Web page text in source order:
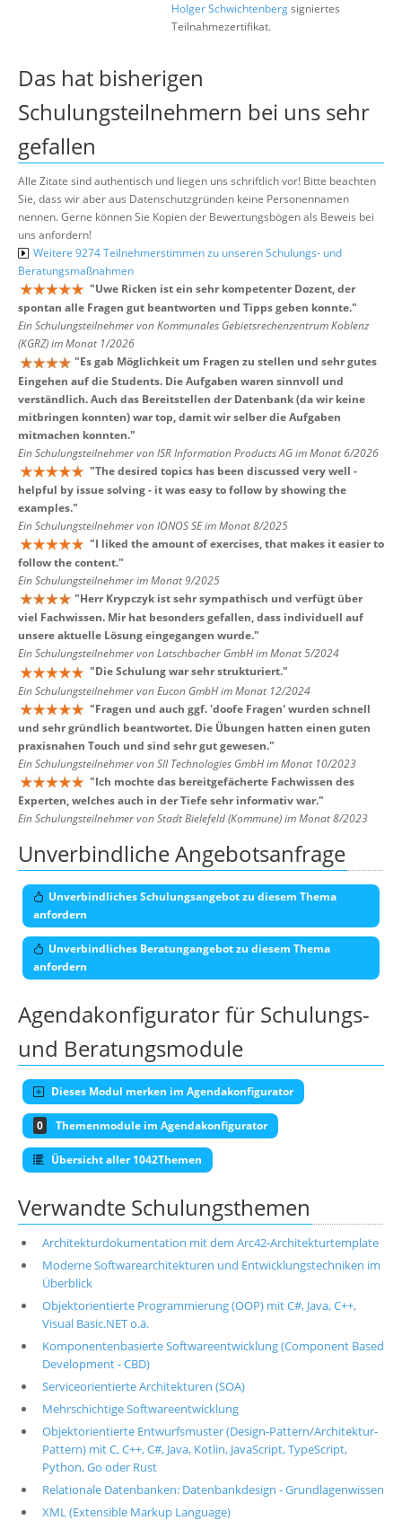
Holger Schwichtenbergsigniertes
Teilnahmezertifikat.
Das hat bisherigen
Schulungsteilnehmern bei uns sehr
gefallen
Alle Zitate sind authentisch und liegen uns schriftlich vor! Bitte beachten
Sie, dass wir aber aus Datenschutzgründen keine Personennamen
nennen. Gerne können Sie Kopien der Bewertungsbögen als Beweis bei
uns anfordern!
Weitere 9274 Teilnehmerstimmen zu unseren Schulungs- und
Beratungsmaßnahmen
"Uwe Ricken ist ein sehr kompetenter Dozent, der
spontan alle Fragen gut beantworten und Tipps geben konnte."
Ein Schulungsteilnehmer von Kommunales Gebietsrechenzentrum Koblenz
(KGRZ) im Monat 1/2026
"Es gab Möglichkeit um Fragen zu stellen und sehr gutes
Eingehen auf die Students. Die Aufgaben waren sinnvoll und
verständlich. Auch das Bereitstellen der Datenbank (da wir keine
mitbringen konnten) war top, damit wir selber die Aufgaben
mitmachen konnten."
Ein Schulungsteilnehmer von ISR Information Products AG im Monat 6/2026
"The desired topics has been discussed very well -
helpful by issue solving - it was easy to follow by showing the
examples."
Ein Schulungsteilnehmer von IONOS SE im Monat 8/2025
"I liked the amount of exercises, that makes it easier to
follow the content."
Ein Schulungsteilnehmer im Monat 9/2025
"Herr Krypczyk ist sehr sympathisch und verfügt über
viel Fachwissen. Mir hat besonders gefallen, dass individuell auf
unsere aktuelle Lösung eingegangen wurde."
Ein Schulungsteilnehmer von Latschbacher GmbH im Monat 5/2024
"Die Schulung war sehr strukturiert."
Ein Schulungsteilnehmer von Eucon GmbH im Monat 12/2024
"Fragen und auch ggf. 'doofe Fragen' wurden schnell
und sehr gründlich beantwortet. Die Übungen hatten einen guten
praxisnahen Touch und sind sehr gut gewesen."
Ein Schulungsteilnehmer von SII Technologies GmbH im Monat 10/2023
"Ich mochte das bereitgefächerte Fachwissen des
Experten, welches auch in der Tiefe sehr informativ war."
Ein Schulungsteilnehmer von Stadt Bielefeld (Kommune) im Monat 8/2023
Unverbindliche Angebotsanfrage
Unverbindliches Schulungsangebot zu diesem Thema
anfordern
Unverbindliches Beratungangebot zu diesem Thema
anfordern
Agendakonfigurator für Schulungs-
und Beratungsmodule
Dieses Modul merken im Agendakonfigurator
0 Themenmodule im Agendakonfigurator
Übersicht aller 1042Themen
Verwandte Schulungsthemen
Architekturdokumentation mit dem Arc42-Architekturtemplate
Moderne Softwarearchitekturen und Entwicklungstechniken im
Überblick
Objektorientierte Programmierung (OOP) mit C#, Java, C++,
Visual Basic.NET o.ä.
Komponentenbasierte Softwareentwicklung (Component Based
Development - CBD)
Serviceorientierte Architekturen (SOA)
Mehrschichtige Softwareentwicklung
Objektorientierte Entwurfsmuster (Design-Pattern/Architektur-
Pattern) mit C, C++, C#, Java, Kotlin, JavaScript, TypeScript,
Python, Go oder Rust
Relationale Datenbanken: Datenbankdesign - Grundlagenwissen
XML (Extensible Markup Language)